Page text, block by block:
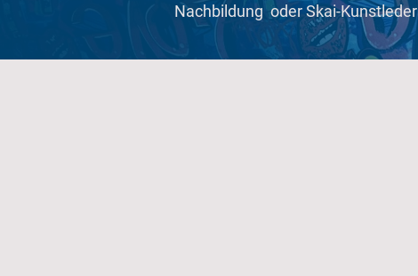
Nachbildung oder Skai-Kunstleder